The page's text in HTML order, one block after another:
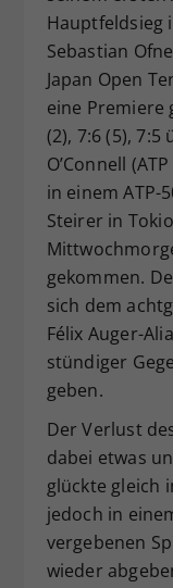
Hauptfeldsieg
Sebastian
Japan Open
eine Premiere
(2), 7:6 (5),
O’Connell
in einem ATP-
Steirer in
gekommen.
sich dem
Félix Auger-
stündiger
geben.
Der Verlust
dabei etwas
glückte gleich
jedoch in
vergebenen
wieder
Zweck